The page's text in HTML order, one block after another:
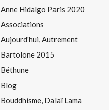
Anne Hidalgo Paris 2020
Associations
Aujourd'hui, Autrement
Bartolone 2015
Béthune
Blog
Bouddhisme, Dalaï Lama